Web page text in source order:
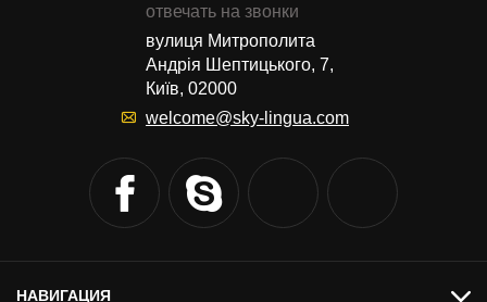
отвечать на звонки
вулиця Митрополита
Андрія Шептицького, 7,
Київ, 02000
welcome@sky-lingua.com
НАВИГАЦИЯ